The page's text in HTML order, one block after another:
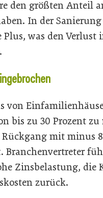
den größten Anteil
In der
was den
von
bis zu 30 Prozent
mit minus
Branchenvertreter
Zinsbelastung, die
zurück.